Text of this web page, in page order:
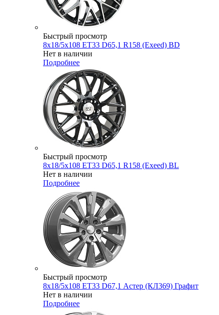
Быстрый просмотр
8x18/5x108 ET33 D65,1 R158 (Exeed) BD
Нет в наличии
Подробнее
Быстрый просмотр
8x18/5x108 ET33 D65,1 R158 (Exeed) BL
Нет в наличии
Подробнее
Быстрый просмотр
8x18/5x108 ET33 D67,1 Астер (КЛ369) Графит
Нет в наличии
Подробнее